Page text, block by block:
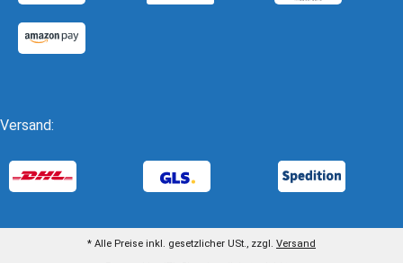
Versand:
* Alle Preise inkl. gesetzlicher USt., zzgl. Versand